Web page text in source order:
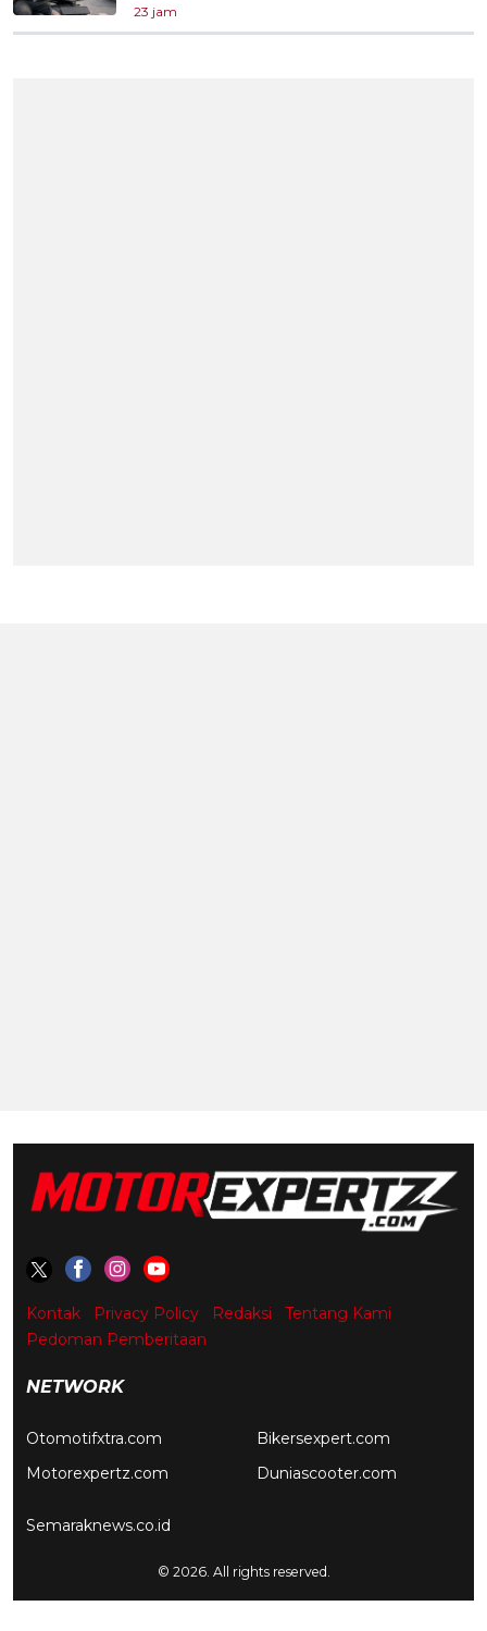
23 jam
Kontak Privacy Policy Redaksi
Tentang Kami
Pedoman Pemberitaan
NETWORK
Otomotifxtra.com
Motorexpertz.com
Bikersexpert.com
Duniascooter.com
Semaraknews.co.id
© 2026. All rights reserved.